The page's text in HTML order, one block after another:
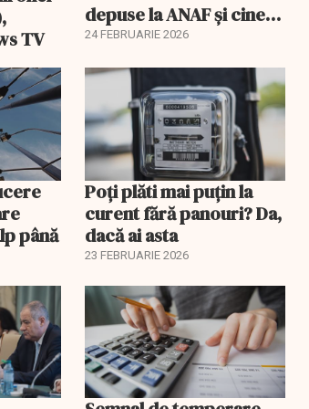
TV
depuse la ANAF și cine
este vizat
24 FEBRUARIE 2026
până
Poți plăti mai puțin la
curent fără panouri? Da,
dacă ai asta
23 FEBRUARIE 2026